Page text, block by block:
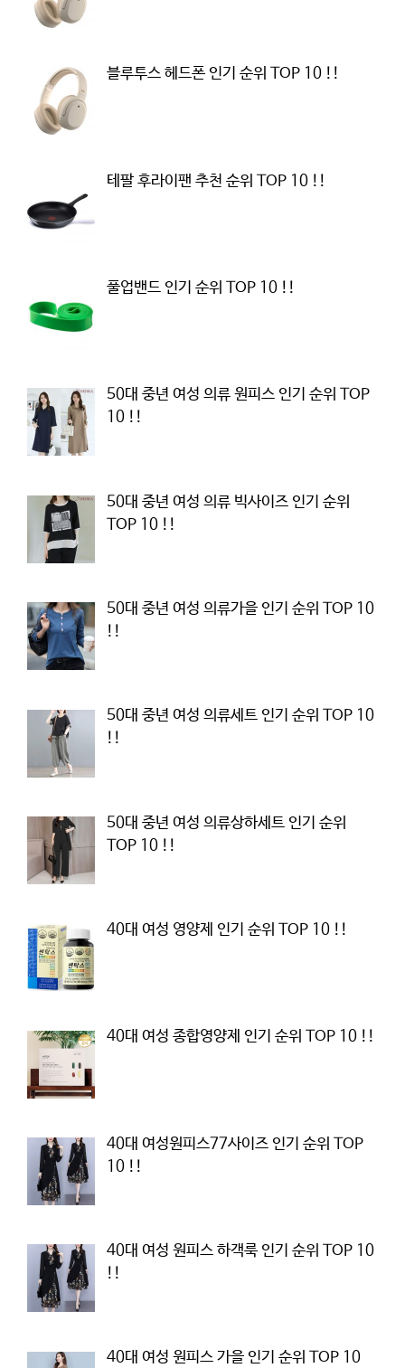
블루투스 헤드폰 인기 순위 TOP 10 !!
테팔 후라이팬 추천 순위 TOP 10 !!
풀업밴드 인기 순위 TOP 10 !!
50대 중년 여성 의류 원피스 인기 순위 TOP
10 !!
50대 중년 여성 의류 빅사이즈 인기 순위
TOP 10 !!
50대 중년 여성 의류가을 인기 순위 TOP 10
!!
50대 중년 여성 의류세트 인기 순위 TOP 10
!!
50대 중년 여성 의류상하세트 인기 순위
TOP 10 !!
40대 여성 영양제 인기 순위 TOP 10 !!
40대 여성 종합영양제 인기 순위 TOP 10 !!
40대 여성원피스77사이즈 인기 순위 TOP
10 !!
40대 여성 원피스 하객룩 인기 순위 TOP 10
!!
40대 여성 원피스 가을 인기 순위 TOP 10